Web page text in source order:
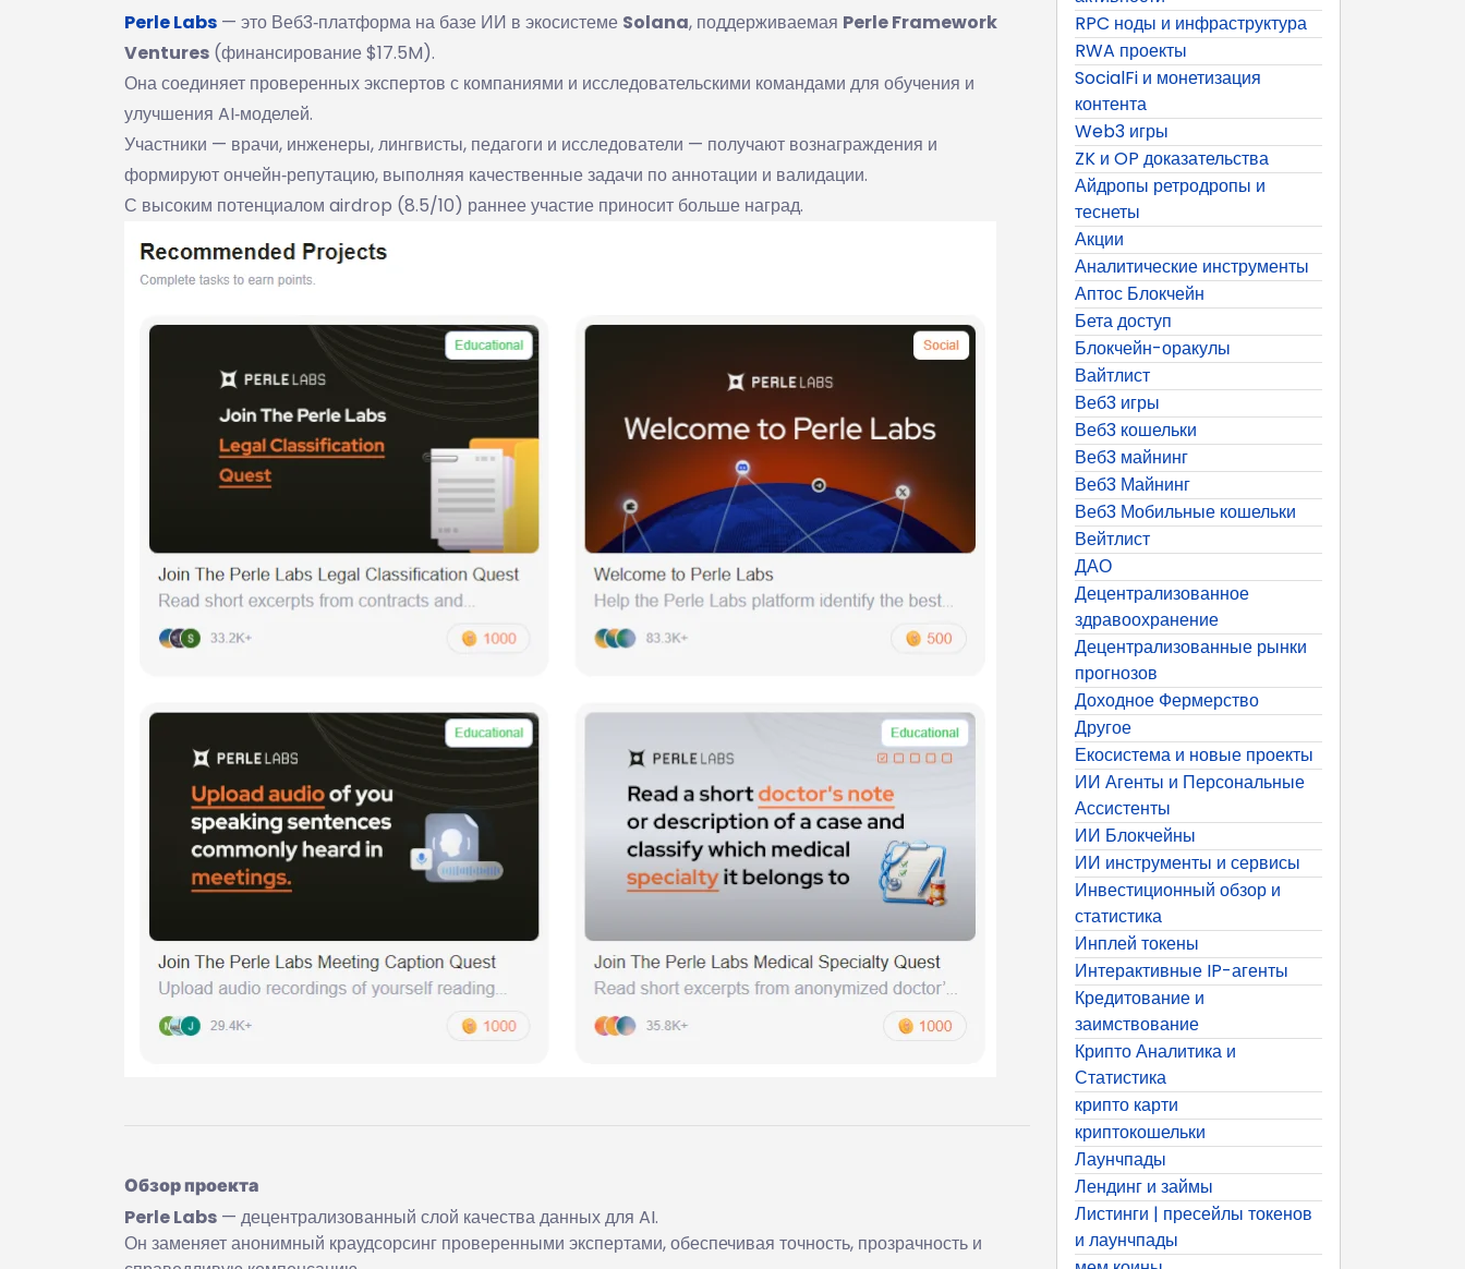
Perle Labs — это Веб3‑платформа на базе ИИ в экосистеме Solana, поддерживаемая Perle Framework
Ventures (финансирование $17.5M).
Она соединяет проверенных экспертов с компаниями и исследовательскими командами для обучения и
улучшения AI‑моделей.
Участники — врачи, инженеры, лингвисты, педагоги и исследователи — получают вознаграждения и
формируют ончейн‑репутацию, выполняя качественные задачи по аннотации и валидации.
С высоким потенциалом airdrop (8.5/10) раннее участие приносит больше наград.
Обзор проекта
Perle Labs — децентрализованный слой качества данных для AI.
Он заменяет анонимный краудсорсинг проверенными экспертами, обеспечивая точность, прозрачность и
RPC ноды и инфраструктура
RWA проекты
SocialFi и монетизация
контента
Web3 игры
ZK и OP доказательства
Айдропы ретродропы и
теснеты
Акции
Аналитические инструменты
Аптос Блокчейн
Бета доступ
Блокчейн-оракулы
Вайтлист
Веб3 игры
Веб3 кошельки
Веб3 майнинг
Веб3 Майнинг
Веб3 Мобильные кошельки
Вейтлист
ДАО
Децентрализованное
здравоохранение
Децентрализованные рынки
прогнозов
Доходное Фермерство
Другое
Екосистема и новые проекты
ИИ Агенты и Персональные
Ассистенты
ИИ Блокчейны
ИИ инструменты и сервисы
Инвестиционный обзор и
статистика
Инплей токены
Интерактивные IP-агенты
Кредитование и
заимствование
Крипто Аналитика и
Статистика
крипто карти
криптокошельки
Лаунчпады
Лендинг и займы
Листинги | пресейлы токенов
и лаунчпады